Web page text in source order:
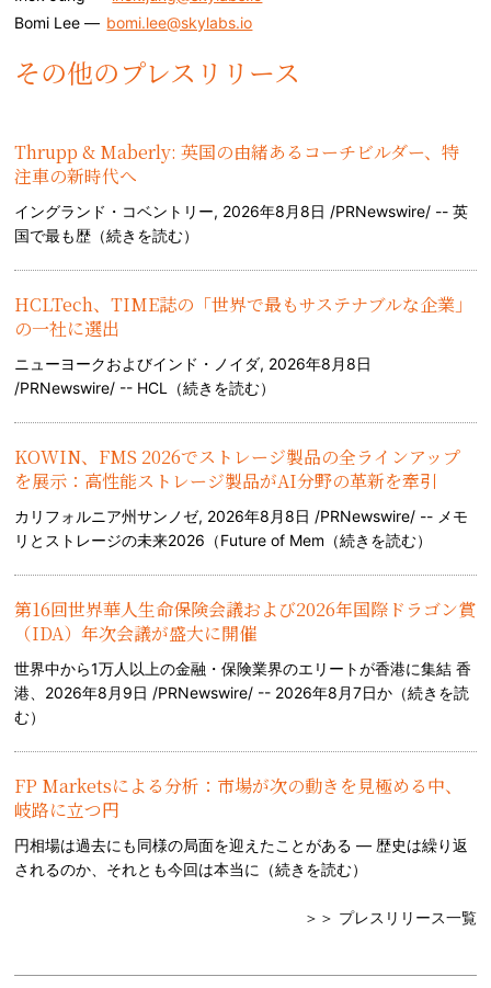
Bomi Lee — bomi.lee@skylabs.io
その他のプレスリリース
Thrupp & Maberly: 英国の由緒あるコーチビルダー、特
注車の新時代へ
イングランド・コベントリー, 2026年8月8日 /PRNewswire/ -- 英
国で最も歴（続きを読む）
HCLTech、TIME誌の「世界で最もサステナブルな企業」
の一社に選出
ニューヨークおよびインド・ノイダ, 2026年8月8日
/PRNewswire/ -- HCL（続きを読む）
KOWIN、FMS 2026でストレージ製品の全ラインアップ
を展示：高性能ストレージ製品がAI分野の革新を牽引
カリフォルニア州サンノゼ, 2026年8月8日 /PRNewswire/ -- メモ
リとストレージの未来2026（Future of Mem（続きを読む）
第16回世界華人生命保険会議および2026年国際ドラゴン賞
（IDA）年次会議が盛大に開催
世界中から1万人以上の金融・保険業界のエリートが香港に集結 香
港、2026年8月9日 /PRNewswire/ -- 2026年8月7日か（続きを読
む）
FP Marketsによる分析：市場が次の動きを見極める中、
岐路に立つ円
円相場は過去にも同様の局面を迎えたことがある — 歴史は繰り返
されるのか、それとも今回は本当に（続きを読む）
＞＞ プレスリリース一覧